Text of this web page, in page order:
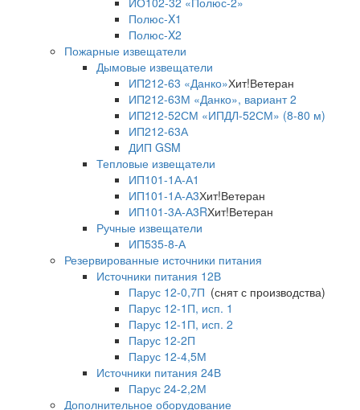
Полюс-X1
Полюс-X2
Пожарные извещатели
Дымовые извещатели
ИП212-63 «Данко»Хит!Ветеран
ИП212-63М «Данко», вариант 2
ИП212-52СМ «ИПДЛ-52СМ» (8-80 м)
ИП212-63А
ДИП GSM
Тепловые извещатели
ИП101-1А-А1
ИП101-1А-А3Хит!Ветеран
ИП101-3А-А3RХит!Ветеран
Ручные извещатели
ИП535-8-А
Резервированные источники питания
Источники питания 12В
Парус 12-0,7П (снят с производства)
Парус 12-1П, исп. 1
Парус 12-1П, исп. 2
Парус 12-2П
Парус 12-4,5М
Источники питания 24В
Парус 24-2,2М
Дополнительное оборудование